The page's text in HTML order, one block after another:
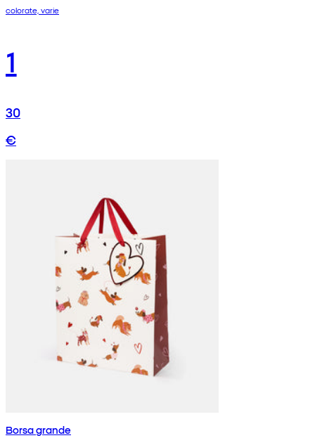
colorate, varie
1
30
€
Borsa grande